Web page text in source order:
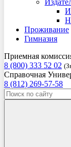
Проживание
Гимназия
Приемная
8 (800) 333 52 02
Справочная
8 (812) 269-57-58